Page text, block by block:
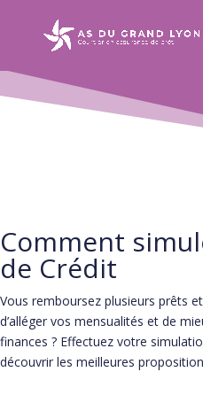
Comment
de Crédit
Vous remboursez plusieurs prêts
d’alléger vos mensualités et de
finances ? Effectuez votre
découvrir les meilleures